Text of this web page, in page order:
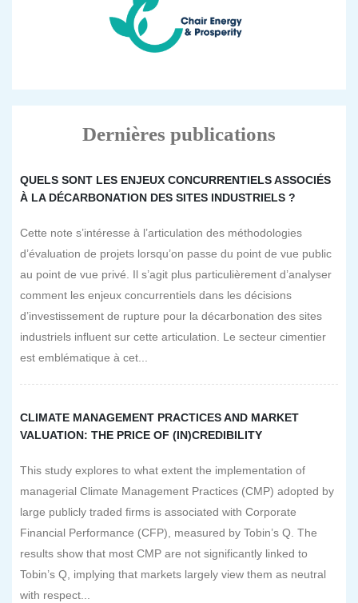
Dernières publications
QUELS SONT LES ENJEUX CONCURRENTIELS ASSOCIÉS
À LA DÉCARBONATION DES SITES INDUSTRIELS ?
Cette note s’intéresse à l’articulation des méthodologies
d’évaluation de projets lorsqu’on passe du point de vue public
au point de vue privé. Il s’agit plus particulièrement d’analyser
comment les enjeux concurrentiels dans les décisions
d’investissement de rupture pour la décarbonation des sites
industriels influent sur cette articulation. Le secteur cimentier
est emblématique à cet...
CLIMATE MANAGEMENT PRACTICES AND MARKET
VALUATION: THE PRICE OF (IN)CREDIBILITY
This study explores to what extent the implementation of
managerial Climate Management Practices (CMP) adopted by
large publicly traded firms is associated with Corporate
Financial Performance (CFP), measured by Tobin’s Q. The
results show that most CMP are not significantly linked to
Tobin’s Q, implying that markets largely view them as neutral
with respect...